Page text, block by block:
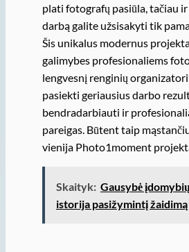
plati fotografų pasiūla, tačiau
darbą galite užsisakyti tik
Šis unikalus modernus
galimybes profesionaliems
lengvesnį renginių
pasiekti geriausius darbo
bendradarbiauti ir
pareigas. Būtent taip
vienija Photo1moment
Skaityk: Gausybė
istorija pasižymintį žaidimą